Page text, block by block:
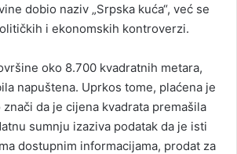
dobio naziv „Srpska kuća“, već se
i ekonomskih kontroverzi.
oko 8.700 kvadratnih metara,
napuštena. Uprkos tome, plaćena je
da je cijena kvadrata premašila
sumnju izaziva podatak da je isti
dostupnim informacijama, prodat za